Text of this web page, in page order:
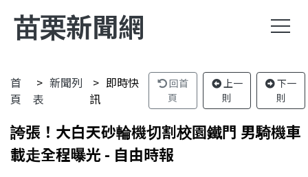
苗栗新聞網
首
頁
新聞列
表
即時快
訊
回首
頁
上一
則
下一
則
誇張！大白天砂輪機切割校園鐵門 男騎機車
載走全程曝光 - 自由時報